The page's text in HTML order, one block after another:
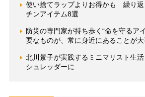
使い捨てラップよりお得かも 繰り返
チンアイテム8選
防災の専門家が持ち歩く“命を守る
要なものが、常に身近にあることが大
北川景子が実践するミニマリスト生
シュレッダーに